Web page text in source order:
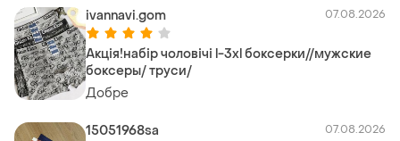
ivannavi.gom 07.08.2026
Акція!набір чоловічі l-3xl боксерки//мужские
боксеры/ труси/
Добре
15051968sa 07.08.2026